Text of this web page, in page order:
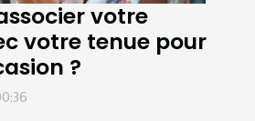
votre
votre tenue pour
?